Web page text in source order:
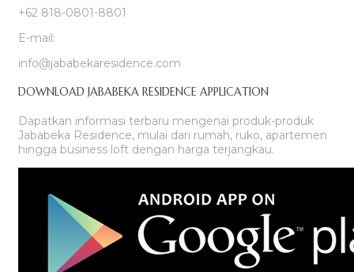
+62 818-0801-8801
E-mail:
info@jababekaresidence.com
DOWNLOAD JABABEKA RESIDENCE APPLICATION
Dapatkan informasi terbaru mengenai produk-produk
Jababeka Residence, mulai dari rumah, ruko, apartemen
hingga business loft dengan harga terjangkau.